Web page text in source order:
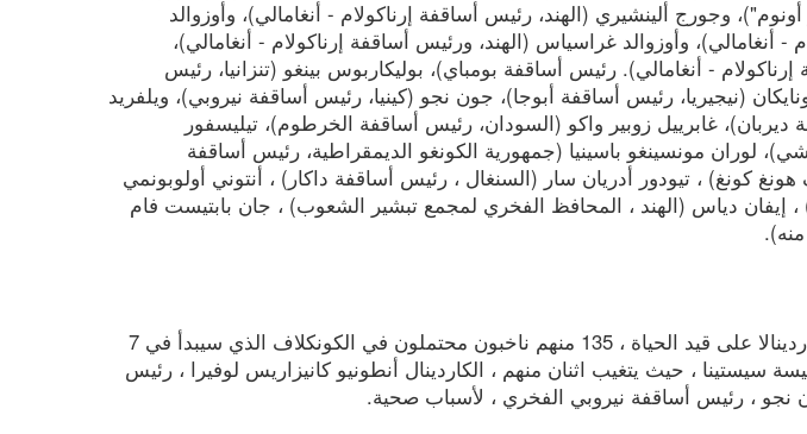
وجورج ألينشيري (الهند، رئيس أساقفة إرناكولام - أنغامالي)، وأوزوالد
أنغامالي)، وأوزوالد غراسياس (الهند، ورئيس أساقفة إرناكولام - أنغامالي)،
- أنغامالي). رئيس أساقفة بومباي)، بوليكاربوس بينغو (تنزانيا، رئيس
(نيجيريا، رئيس أساقفة أبوجا)، جون نجو (كينيا، رئيس أساقفة نيروبي)، ويلفريد
غابرييل زوبير واكو (السودان، رئيس أساقفة الخرطوم)، تيليسفور
لوران مونسينغو باسينيا (جمهورية الكونغو الديمقراطية، رئيس أساقفة
كونغ) ، تيودور أدريان سار (السنغال ، رئيس أساقفة داكار) ، أنتوني أولوبونمي
إيفان دياس (الهند ، المحافظ الفخري لمجمع تبشير الشعوب) ، جان بابتيست فام
عند وفاة البابا فرانسيس ، لا يزال 252 كاردينالا على قيد الحياة ، 135 منهم ناخبون محتملون في الكونكلاف الذي سيبدأ في 7
مايو. من بين هؤلاء ، سيدخل 133 كنيسة سيستينا ، حيث يتغيب اثنان منهم ، الكاردينال أنطونيو كانيزاريس لوفيرا ، رئيس
نجو ، رئيس أساقفة نيروبي الفخري ، لأسباب صحية.